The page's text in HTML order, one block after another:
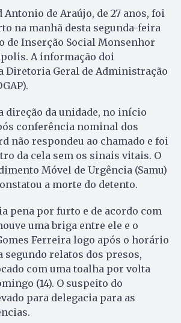
Antonio de Araújo, de 27 anos, foi
na manhã desta segunda-feira
de Inserção Social Monsenhor
A informação doi
Diretoria Geral de Administração
direção da unidade, no início
conferência nominal dos
não respondeu ao chamado e foi
da cela sem os sinais vitais. O
Móvel de Urgência (Samu)
a morte do detento.
pena por furto e de acordo com
uma briga entre ele e o
Ferreira logo após o horário
segundo relatos dos presos,
com uma toalha por volta
(14). O suspeito do
para delegacia para as